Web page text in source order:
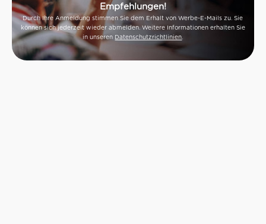
Empfehlungen!
Durch Ihre Anmeldung stimmen Sie dem Erhalt von Werbe-E-Mails zu. Sie
können sich jederzeit wieder abmelden. Weitere Informationen erhalten Sie
in unseren Datenschutzrichtlinien